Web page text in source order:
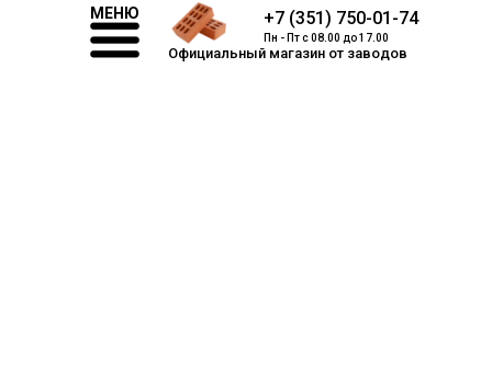
Официальный магазин от заводов
МЕНЮ +7 (351) 750-01-74
Пн - Пт с 08.00 до 17.00